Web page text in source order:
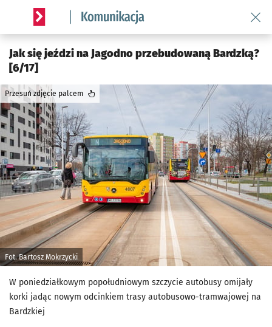
Serwis informacyjny wroclaw.pl podserwis: Komunikacja
Jak się jeździ na Jagodno przebudowaną Bardzką?
[6/17]
Fot. Bartosz Mokrzycki
Przesuń zdjęcie palcem
W poniedziałkowym popołudniowym szczycie autobusy omijały
korki jadąc nowym odcinkiem trasy autobusowo-tramwajowej na
Bardzkiej